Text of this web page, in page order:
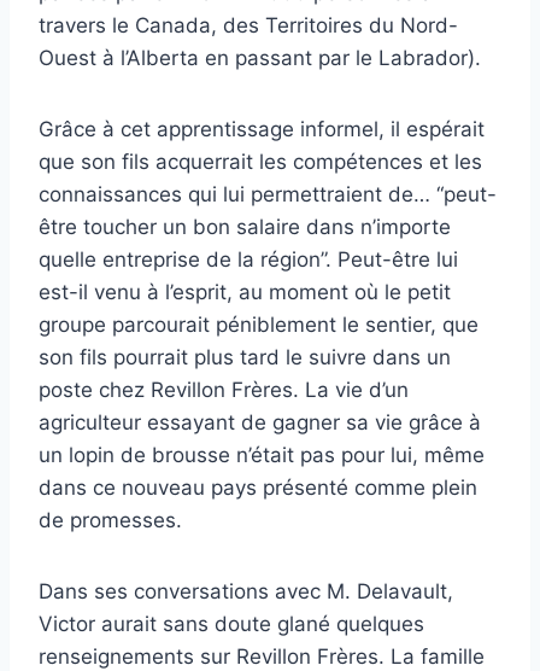
travers le Canada, des Territoires du Nord-
Ouest à l’Alberta en passant par le Labrador).
Grâce à cet apprentissage informel, il espérait
que son fils acquerrait les compétences et les
connaissances qui lui permettraient de… “peut-
être toucher un bon salaire dans n’importe
quelle entreprise de la région”. Peut-être lui
est-il venu à l’esprit, au moment où le petit
groupe parcourait péniblement le sentier, que
son fils pourrait plus tard le suivre dans un
poste chez Revillon Frères. La vie d’un
agriculteur essayant de gagner sa vie grâce à
un lopin de brousse n’était pas pour lui, même
dans ce nouveau pays présenté comme plein
de promesses.
Dans ses conversations avec M. Delavault,
Victor aurait sans doute glané quelques
renseignements sur Revillon Frères. La famille